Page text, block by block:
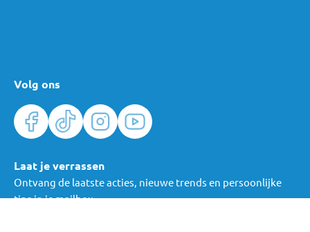
Volg ons
Laat je verrassen
Ontvang de laatste acties, nieuwe trends en persoonlijke
tips in je mailbox.